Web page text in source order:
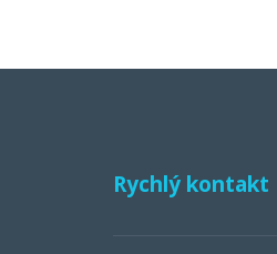
Rychlý kontakt